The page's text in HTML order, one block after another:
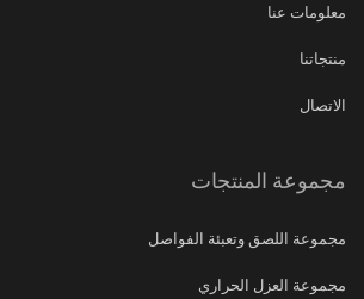
معلومات عنا
منتجاتنا
الاتصال
مجموعة المنتجات
مجموعة اللصق وتعبئة الفواصل
مجموعة العزل الحراري